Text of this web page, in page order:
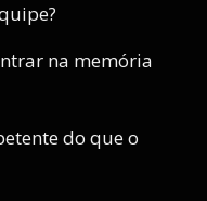
na memória
do que o